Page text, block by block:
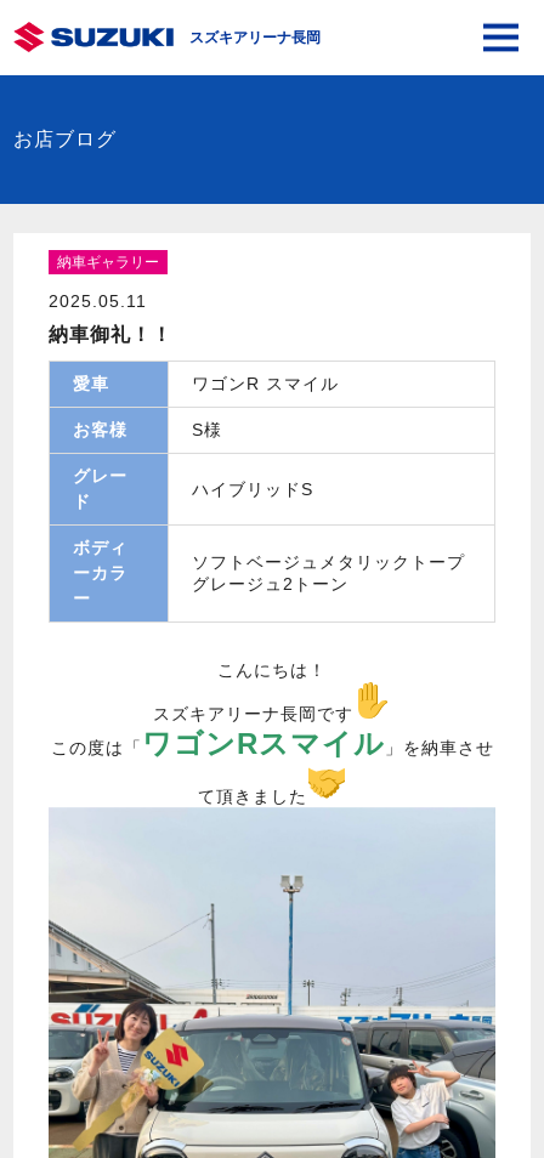
スズキアリーナ長岡
お店ブログ
納車ギャラリー
2025.05.11
納車御礼！！
愛車 ワゴンR スマイル
お客様 S様
グレー
ド
ハイブリッドS
ボディ
ーカラ
ー
ソフトベージュメタリックトープ
グレージュ2トーン
こんにちは！
スズキアリーナ長岡です
この度は「 ワゴンRスマイル 」を納車させ
て頂きました